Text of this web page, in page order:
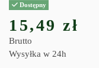
Dostępny
15,49 zł
Brutto
Wysyłka w 24h